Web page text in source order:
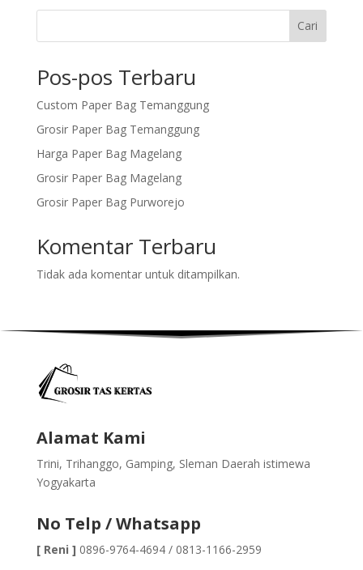
Cari
Pos-pos Terbaru
Custom Paper Bag Temanggung
Grosir Paper Bag Temanggung
Harga Paper Bag Magelang
Grosir Paper Bag Magelang
Grosir Paper Bag Purworejo
Komentar Terbaru
Tidak ada komentar untuk ditampilkan.
Alamat Kami
Trini, Trihanggo, Gamping, Sleman Daerah istimewa
Yogyakarta
No Telp / Whatsapp
[ Reni ] 0896-9764-4694 / 0813-1166-2959